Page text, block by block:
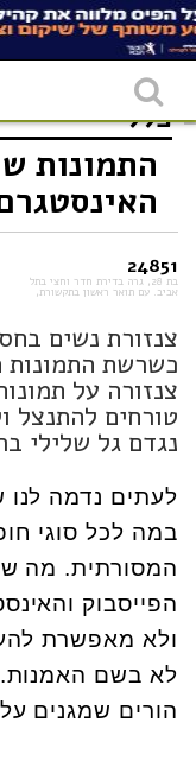
כללי
התמונות
24851
בת 28, גרה בדירת חדר וחצי בתל
אביב. עם תואר ראשון בתקשורת,
צנזורת נשים
כשרשת התמונות
צנזורה על
טורחים להתנצל
נגדם גל שלילי
לעתים נדמה לנו
במה לכל סוגי
המסורתית. מה
הפייסבוק
ולא מאפשרת
לא בשם
הורים שמגנים